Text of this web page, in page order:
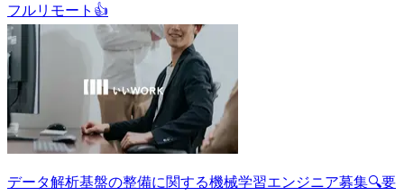
フルリモート 👍
データ解析基盤の整備に関する機械学習エンジニア募集🔍要